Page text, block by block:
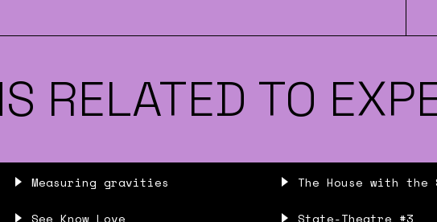
RELATED TO
Measuring gravities The House with the
See Know Love State-Theatre #3